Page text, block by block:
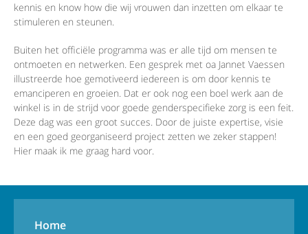
kennis en know how die wij vrouwen dan inzetten om elkaar te
stimuleren en steunen.
Buiten het officiële programma was er alle tijd om mensen te
ontmoeten en netwerken. Een gesprek met oa Jannet Vaessen
illustreerde hoe gemotiveerd iedereen is om door kennis te
emanciperen en groeien. Dat er ook nog een boel werk aan de
winkel is in de strijd voor goede genderspecifieke zorg is een feit.
Deze dag was een groot succes. Door de juiste expertise, visie
en een goed georganiseerd project zetten we zeker stappen!
Hier maak ik me graag hard voor.
Home